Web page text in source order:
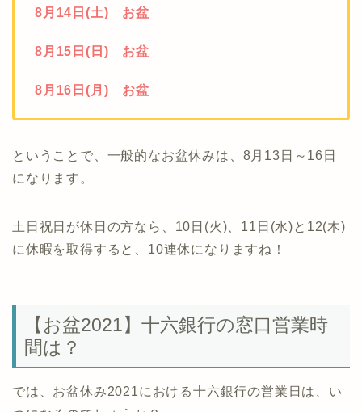
8月14日(土) お盆
8月15日(日) お盆
8月16日(月) お盆
ということで、一般的なお盆休みは、8月13日～16日
になります。
土日祝日が休日の方なら、10日(火)、11日(水)と12(木)
に休暇を取得すると、10連休になりますね！
【お盆2021】十六銀行の窓口営業時
間は？
では、お盆休み2021における十六銀行の営業日は、い